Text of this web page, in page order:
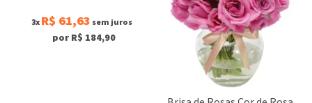
3x R$ 61,63 sem juros
por R$ 184,90